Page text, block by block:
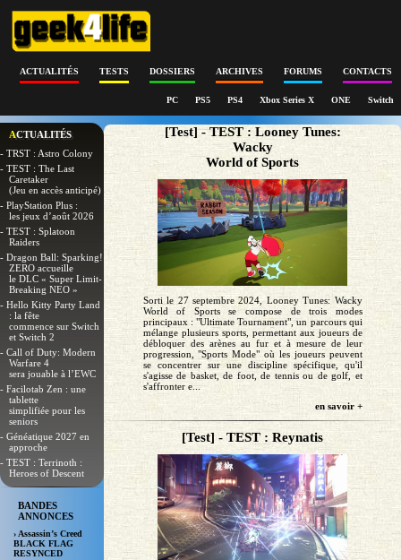
ACTUALITÉS TESTS DOSSIERS ARCHIVES FORUMS CONTACTS
PC PS5 PS4 Xbox Series X ONE Switch
ACTUALITÉS
- TRST : Astro Colony
- TEST : The Last
Caretaker
(Jeu en accès anticipé)
- PlayStation Plus :
les jeux d’août 2026
- TEST : Splatoon
Raiders
- Dragon Ball: Sparking!
ZERO accueille
le DLC « Super Limit-
Breaking NEO »
- Hello Kitty Party Land
: la fête
commence sur Switch
et Switch 2
- Call of Duty: Modern
Warfare 4
sera jouable à l’EWC
- Facilotab Zen : une
tablette
simplifiée pour les
seniors
- Généatique 2027 en
approche
- TEST : Terrinoth :
Heroes of Descent
BANDES
ANNONCES
› Assassin’s Creed
BLACK FLAG
RESYNCED
[Test] - TEST : Looney Tunes:
Wacky
World of Sports
Sorti le 27 septembre 2024, Looney Tunes: Wacky
World of Sports se compose de trois modes
principaux : "Ultimate Tournament", un parcours qui
mélange plusieurs sports, permettant aux joueurs de
débloquer des arènes au fur et à mesure de leur
progression, "Sports Mode" où les joueurs peuvent
se concentrer sur une discipline spécifique, qu'il
s'agisse de basket, de foot, de tennis ou de golf, et
s'affronter e...
en savoir +
[Test] - TEST : Reynatis